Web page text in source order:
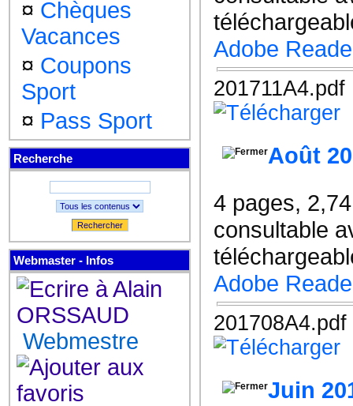
¤ Chèques
Vacances
¤ Coupons
Sport
¤ Pass Sport
Recherche
Rechercher
Webmaster - Infos
Webmestre
Adobe
201711A4.pdf
Août
4 pages,
consultable
Adobe
201708A4.pdf
Juin